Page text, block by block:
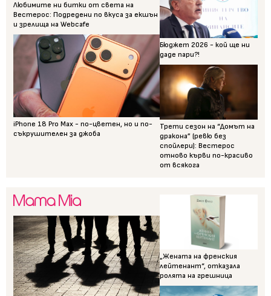
Любимите ни битки от света на
Вестерос: Подредени по вкуса за екшън
и зрелища на Webcafe
iPhone 18 Pro Max - по-цветен, но и по-
съкрушителен за джоба
Бюджет 2026 - кой ще ни
даде пари?!
Трети сезон на “Домът на
дракона” (ревю без
спойлери): Вестерос
отново кърви по-красиво
от всякога
„Жената на френския
лейтенант“, отказала
ролята на грешница